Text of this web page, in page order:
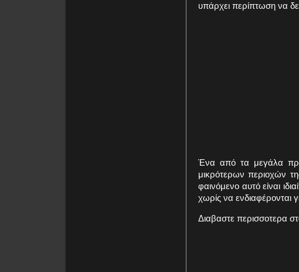
υπάρχει περίπτωση να
Ένα από τα μεγάλα
μικρότερων περιοχών
φαινόμενο αυτό είναι
χωρίς να ενδιαφέρονται
Διαβαστε περισσοτερα